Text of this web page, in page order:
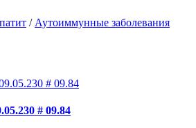
/ Аутоиммунные заболевания
# 09.84